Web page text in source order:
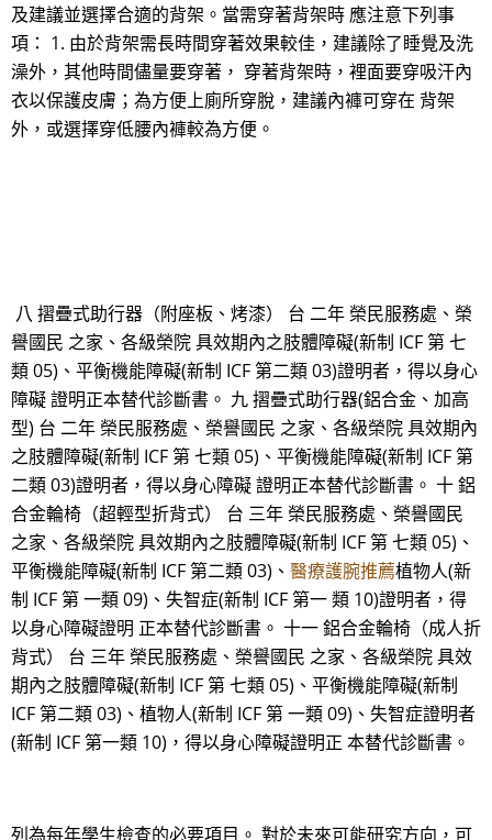
及建議並選擇合適的背架。當需穿著背架時 應注意下列事
項： 1. 由於背架需長時間穿著效果較佳，建議除了睡覺及洗
澡外，其他時間儘量要穿著， 穿著背架時，裡面要穿吸汗內
衣以保護皮膚；為方便上廁所穿脫，建議內褲可穿在 背架
外，或選擇穿低腰內褲較為方便。
八 摺疊式助行器（附座板、烤漆） 台 二年 榮民服務處、榮
譽國民 之家、各級榮院 具效期內之肢體障礙(新制 ICF 第 七
類 05)、平衡機能障礙(新制 ICF 第二類 03)證明者，得以身心
障礙 證明正本替代診斷書。 九 摺疊式助行器(鋁合金、加高
型) 台 二年 榮民服務處、榮譽國民 之家、各級榮院 具效期內
之肢體障礙(新制 ICF 第 七類 05)、平衡機能障礙(新制 ICF 第
二類 03)證明者，得以身心障礙 證明正本替代診斷書。 十 鋁
合金輪椅（超輕型折背式） 台 三年 榮民服務處、榮譽國民
之家、各級榮院 具效期內之肢體障礙(新制 ICF 第 七類 05)、
平衡機能障礙(新制 ICF 第二類 03)、 醫療護腕推薦植物人(新
制 ICF 第 一類 09)、失智症(新制 ICF 第一 類 10)證明者，得
以身心障礙證明 正本替代診斷書。 十一 鋁合金輪椅（成人折
背式） 台 三年 榮民服務處、榮譽國民 之家、各級榮院 具效
期內之肢體障礙(新制 ICF 第 七類 05)、平衡機能障礙(新制
ICF 第二類 03)、植物人(新制 ICF 第 一類 09)、失智症證明者
(新制 ICF 第一類 10)，得以身心障礙證明正 本替代診斷書。
列為每年學生檢查的必要項目。 對於未來可能研究方向，可